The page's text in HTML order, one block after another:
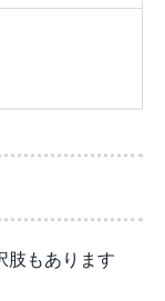
肢もあります